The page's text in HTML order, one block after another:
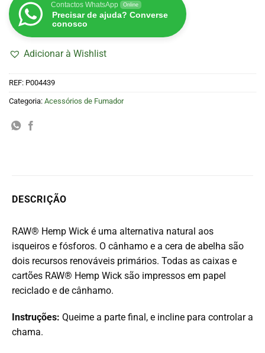
Contactos WhatsApp Online
Precisar de ajuda? Converse
conosco
Adicionar à Wishlist
REF: P004439
Categoria: Acessórios de Fumador
DESCRIÇÃO
RAW® Hemp Wick é uma alternativa natural aos
isqueiros e fósforos. O cânhamo e a cera de abelha são
dois recursos renováveis ​​primários. Todas as caixas e
cartões RAW® Hemp Wick são impressos em papel
reciclado e de cânhamo.
Instruções: Queime a parte final, e incline para controlar a
chama.